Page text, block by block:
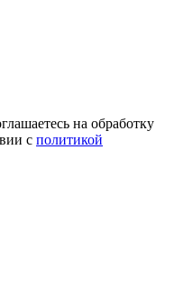
на обработку
с политикой